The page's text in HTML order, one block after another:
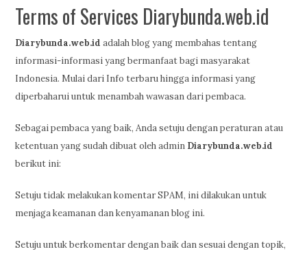
Terms of Services Diarybunda.web.id
Diarybunda.web.id adalah blog yang membahas tentang
informasi-informasi yang bermanfaat bagi masyarakat
Indonesia. Mulai dari Info terbaru hingga informasi yang
diperbaharui untuk menambah wawasan dari pembaca.
Sebagai pembaca yang baik, Anda setuju dengan peraturan atau
ketentuan yang sudah dibuat oleh admin Diarybunda.web.id
berikut ini:
Setuju tidak melakukan komentar SPAM, ini dilakukan untuk
menjaga keamanan dan kenyamanan blog ini.
Setuju untuk berkomentar dengan baik dan sesuai dengan topik,